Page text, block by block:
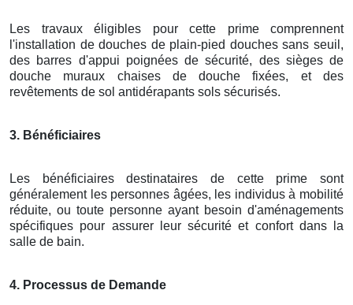
Les travaux éligibles pour cette prime comprennent
l'installation de douches de plain-pied douches sans seuil,
des barres d'appui poignées de sécurité, des sièges de
douche muraux chaises de douche fixées, et des
revêtements de sol antidérapants sols sécurisés.
3. Bénéficiaires
Les bénéficiaires destinataires de cette prime sont
généralement les personnes âgées, les individus à mobilité
réduite, ou toute personne ayant besoin d'aménagements
spécifiques pour assurer leur sécurité et confort dans la
salle de bain.
4. Processus de Demande